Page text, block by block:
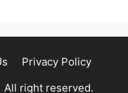
Privacy Policy
right reserved.